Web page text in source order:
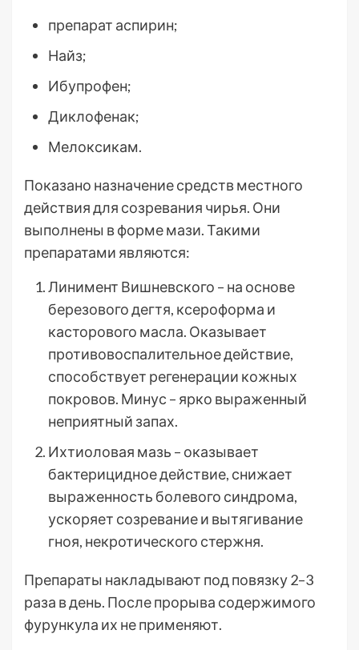
препарат аспирин;
Найз;
Ибупрофен;
Диклофенак;
Мелоксикам.
Показано назначение средств местного
действия для созревания чирья. Они
выполнены в форме мази. Такими
препаратами являются:
Линимент Вишневского – на основе
березового дегтя, ксероформа и
касторового масла. Оказывает
противовоспалительное действие,
способствует регенерации кожных
покровов. Минус – ярко выраженный
неприятный запах.
Ихтиоловая мазь – оказывает
бактерицидное действие, снижает
выраженность болевого синдрома,
ускоряет созревание и вытягивание
гноя, некротического стержня.
Препараты накладывают под повязку 2–3
раза в день. После прорыва содержимого
фурункула их не применяют.